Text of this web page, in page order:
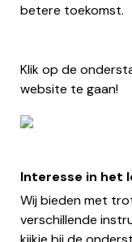
betere toekomst.
Klik op de
website te gaan!
Interesse in het
Wij bieden met
verschillende